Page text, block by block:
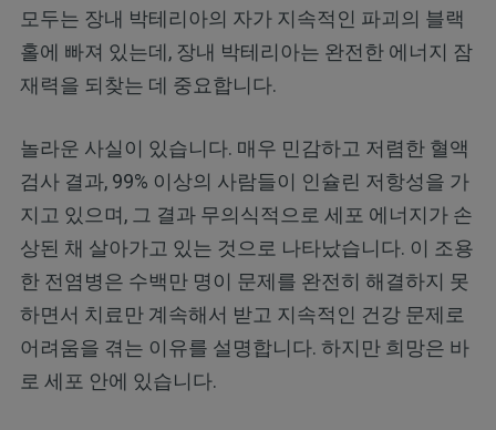
모두는 장내 박테리아의 자가 지속적인 파괴의 블랙
홀에 빠져 있는데, 장내 박테리아는 완전한 에너지 잠
재력을 되찾는 데 중요합니다.
놀라운 사실이 있습니다. 매우 민감하고 저렴한 혈액
검사 결과, 99% 이상의 사람들이 인슐린 저항성을 가
지고 있으며, 그 결과 무의식적으로 세포 에너지가 손
상된 채 살아가고 있는 것으로 나타났습니다. 이 조용
한 전염병은 수백만 명이 문제를 완전히 해결하지 못
하면서 치료만 계속해서 받고 지속적인 건강 문제로
어려움을 겪는 이유를 설명합니다. 하지만 희망은 바
로 세포 안에 있습니다.